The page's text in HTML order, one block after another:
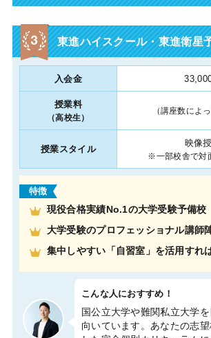
東進ハイスクール・東進衛星
入会金
授業料
（高校生）
（講座数によ
授業スタイル
映像
※一部校舎で対
特徴
現役合格実績No.1の大学受験予備校
大学受験のプロフェッショナル講師
集中しやすい「自習室」を活用すれ
こんな人におすすめ！
国公立大学や難関私立大学
向いています。あなたの志